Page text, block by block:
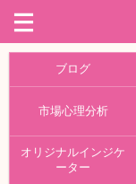
ブログ
市場心理分析
オリジナルインジケ
ーター